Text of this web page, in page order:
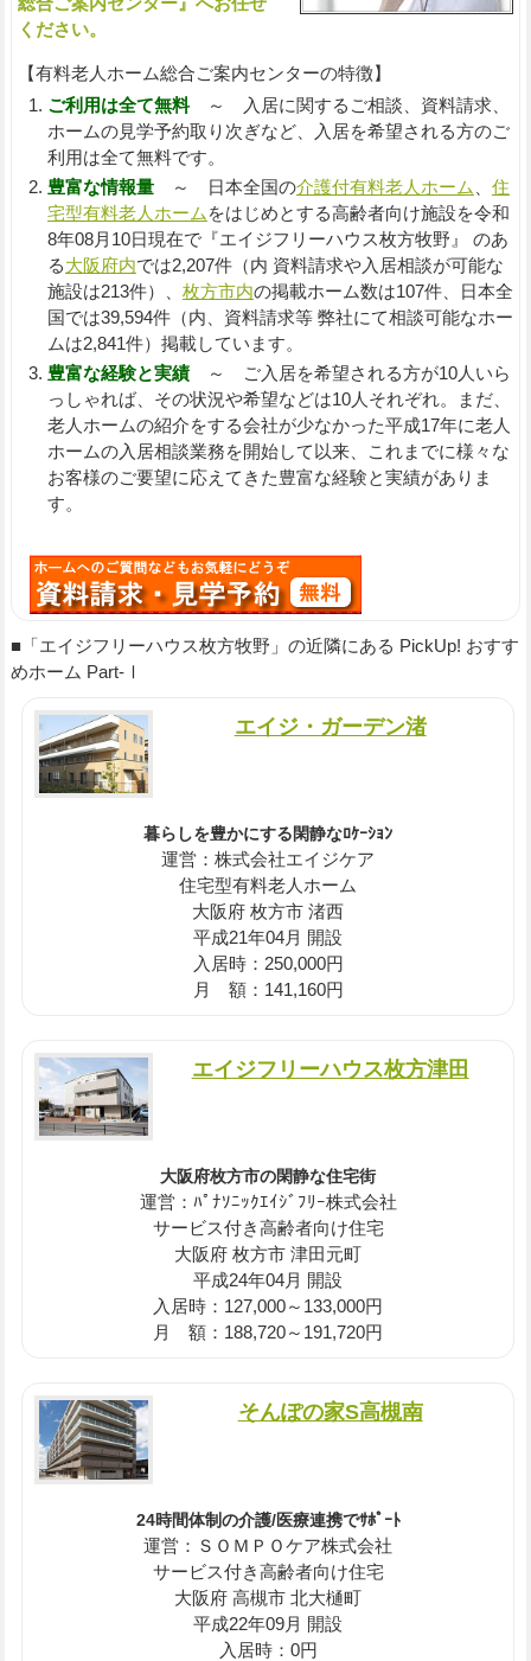
ください。
【有料老人ホーム総合ご案内センターの特徴】
ご利用は全て無料～ 入居に関するご相談、資料請求、
ホームの見学予約取り次ぎなど、入居を希望される方のご
利用は全て無料です。
豊富な情報量～ 日本全国の介護付有料老人ホーム
住
宅型有料老人ホーム をはじめとする高齢者向け施設を令和
8年08月10日現在で『エイジフリーハウス枚方牧野』 のあ
る大阪府内では2,207件（内 資料請求や入居相談が可能な
施設は213件）、 枚方市内の掲載ホーム数は107件、日本全
国では39,594件（内、資料請求等 弊社にて相談可能なホー
ムは2,841件）掲載しています。
豊富な経験と実績～ ご入居を希望される方が10人いら
っしゃれば、その状況や希望などは10人それぞれ。まだ、
老人ホームの紹介をする会社が少なかった平成17年に老人
ホームの入居相談業務を開始して以来、これまでに様々な
お客様のご要望に応えてきた豊富な経験と実績がありま
す。
■「エイジフリーハウス枚方牧野」の近隣にある PickUp! おすす
めホーム Part-Ⅰ
エイジ・ガーデン渚
暮らしを豊かにする閑静なﾛｹｰｼｮﾝ
運営：株式会社エイジケア
住宅型有料老人ホーム
大阪府 枚方市 渚西
平成21年04月 開設
入居時：250,000円
月 額：141,160円
エイジフリーハウス枚方津田
大阪府枚方市の閑静な住宅街
運営：ﾊﾟﾅｿﾆｯｸｴｲｼﾞﾌﾘｰ株式会社
サービス付き高齢者向け住宅
大阪府 枚方市 津田元町
平成24年04月 開設
入居時：127,000～133,000円
月 額：188,720～191,720円
そんぽの家S高槻南
24時間体制の介護/医療連携でｻﾎﾟｰﾄ
運営：ＳＯＭＰＯケア株式会社
サービス付き高齢者向け住宅
大阪府 高槻市 北大樋町
平成22年09月 開設
入居時：0円